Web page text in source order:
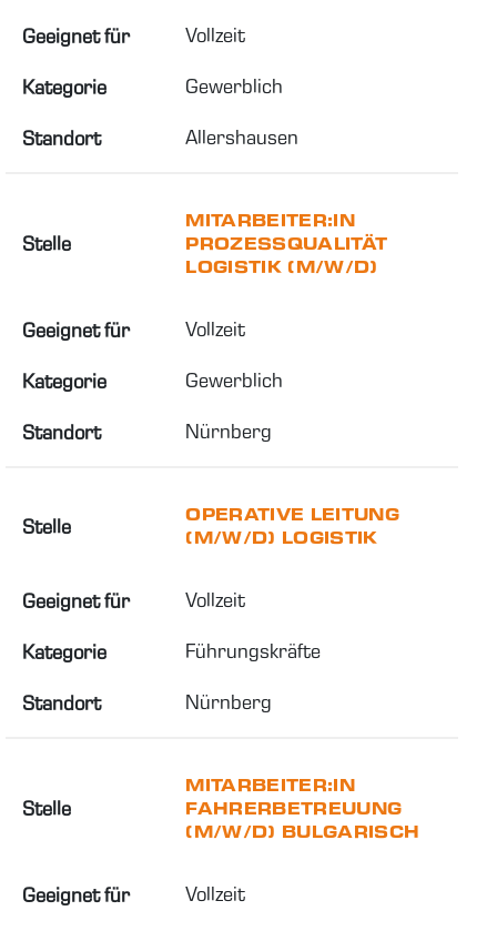
Geeignet für Vollzeit
Kategorie Gewerblich
Standort Allershausen
Stelle
MITARBEITER:IN
PROZESSQUALITÄT
LOGISTIK (M/W/D)
Geeignet für Vollzeit
Kategorie Gewerblich
Standort Nürnberg
Stelle
OPERATIVE LEITUNG
(M/W/D) LOGISTIK
Geeignet für Vollzeit
Kategorie Führungskräfte
Standort Nürnberg
Stelle
MITARBEITER:IN
FAHRERBETREUUNG
(M/W/D) BULGARISCH
Geeignet für Vollzeit